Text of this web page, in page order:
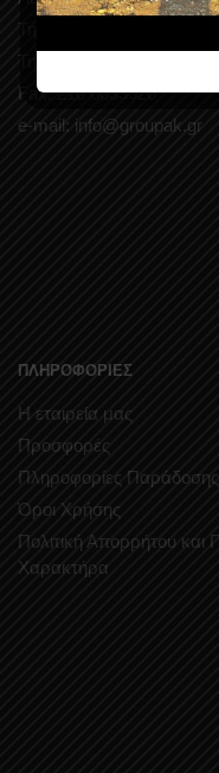
Τηλ.: 210 6034727
Τηλ.: 210 6034728
Fax: 210 6033920
e-mail: info@groupak.gr
ΠΛΗΡΟΦΟΡΙΕΣ
Η εταιρεία μας
Προσφορές
Πληροφορίες Παράδοσης
Όροι Χρήσης
Πολιτική Απορρήτου
Χαρακτήρα